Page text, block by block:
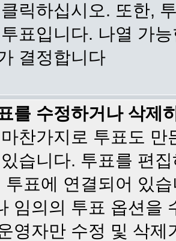
릭하십시오. 또한,
표입니다. 나열 가
결정합니다
를 수정하거나 삭제
찬가지로 투표도
습니다. 투표를 편
투표에 연결되어 있
임의의 투표 옵션을
영자만 수정 및 삭